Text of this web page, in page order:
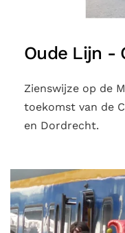
Oude Lijn -
Zienswijze op de
toekomst van de
en Dordrecht.